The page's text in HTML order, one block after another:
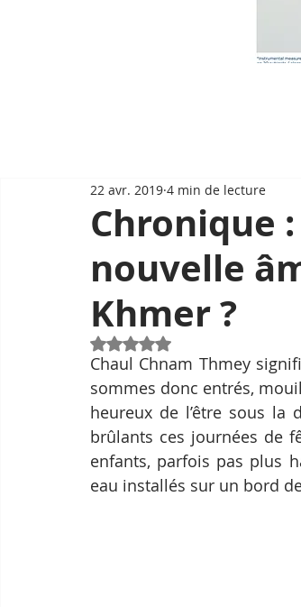
Chronique
nouvelle
Khmer ?
22 avr. 2019 4 min de lecture
Noté NaN étoiles sur 5.
Chaul Chnam Thmey
sommes donc entrés,
heureux de l’être sous la
brûlants ces journées de
enfants, parfois pas plus
eau installés sur un bord